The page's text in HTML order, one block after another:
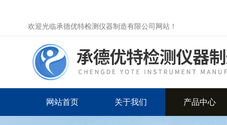
欢迎光临承德优特检测仪器制造有限公司网站！
网站首页 关于我们 产品中心